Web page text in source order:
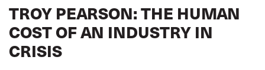
TROY PEARSON: THE HUMAN
COST OF AN INDUSTRY IN
CRISIS